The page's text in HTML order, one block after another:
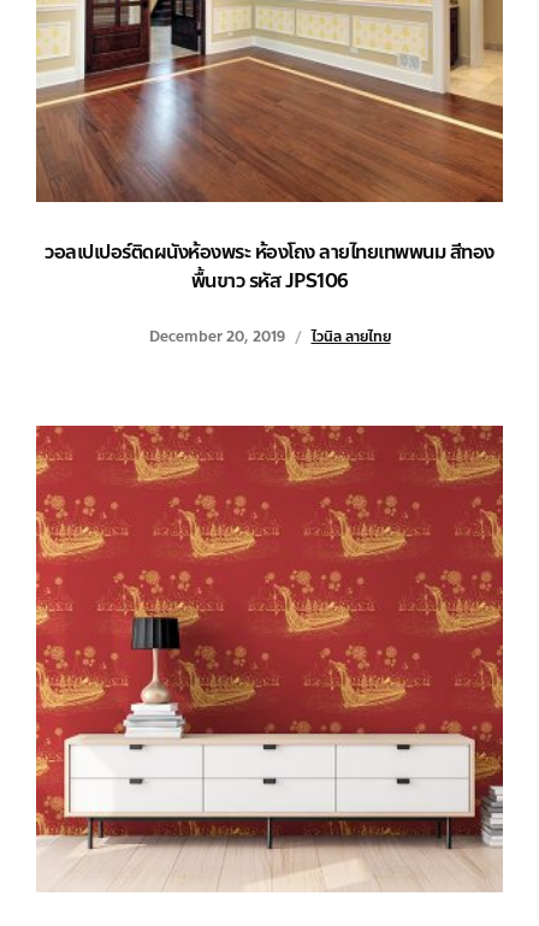
วอลเปเปอร์ติดผนังห้องพระ ห้องโถง ลายไทยเทพพนม สีทอง
พื้นขาว รหัส JPS106
December 20, 2019 ไวนิล ลายไทย